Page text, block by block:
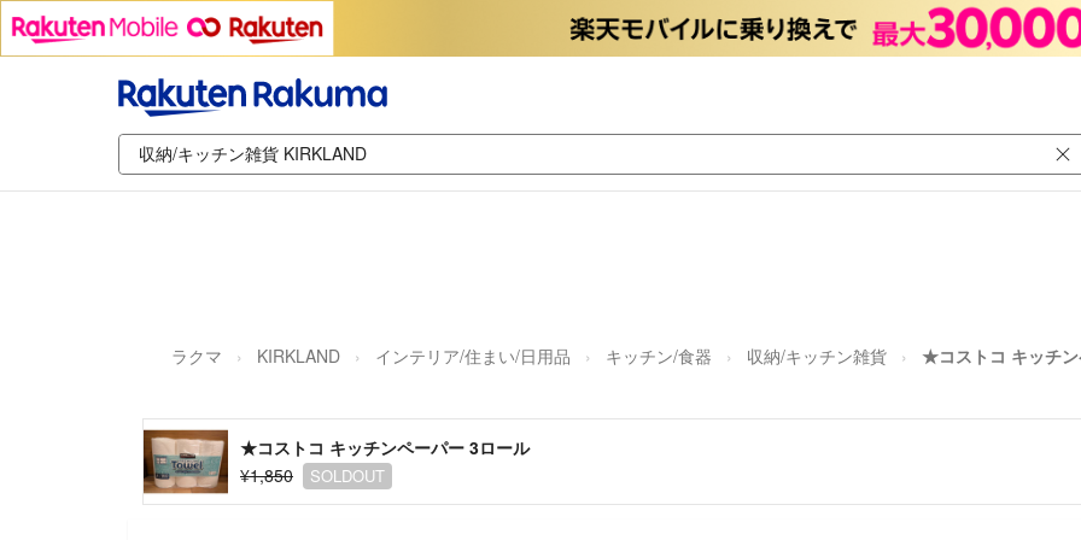
ラクマ KIRKLAND インテリア/住まい/日用品 キッチン/食器 収納/キッチン雑貨 ★コストコ キッチ
★コストコ キッチンペーパー 3ロール
¥1,850
SOLDOUT